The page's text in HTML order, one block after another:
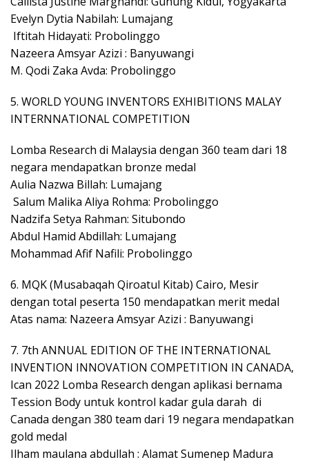
Evelyn Dytia Nabilah: Lumajang
Iftitah Hidayati: Probolinggo
Nazeera Amsyar Azizi : Banyuwangi
M. Qodi Zaka Avda: Probolinggo
5. WORLD YOUNG INVENTORS EXHIBITIONS MALAY
INTERNNATIONAL COMPETITION
Lomba Research di Malaysia dengan 360 team dari 18
negara mendapatkan bronze medal
Aulia Nazwa Billah: Lumajang
Salum Malika Aliya Rohma: Probolinggo
Nadzifa Setya Rahman: Situbondo
Abdul Hamid Abdillah: Lumajang
Mohammad Afif Nafili: Probolinggo
6. MQK (Musabaqah Qiroatul Kitab) Cairo, Mesir
dengan total peserta 150 mendapatkan merit medal
Atas nama: Nazeera Amsyar Azizi : Banyuwangi
7. 7th ANNUAL EDITION OF THE INTERNATIONAL
INVENTION INNOVATION COMPETITION IN CANADA,
Ican 2022 Lomba Research dengan aplikasi bernama
Tession Body untuk kontrol kadar gula darah di
Canada dengan 380 team dari 19 negara mendapatkan
gold medal
Ilham maulana abdullah : Alamat Sumenep Madura